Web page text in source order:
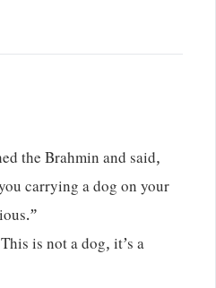
the Brahmin and said,
carrying a dog on your
is not a dog, it’s a